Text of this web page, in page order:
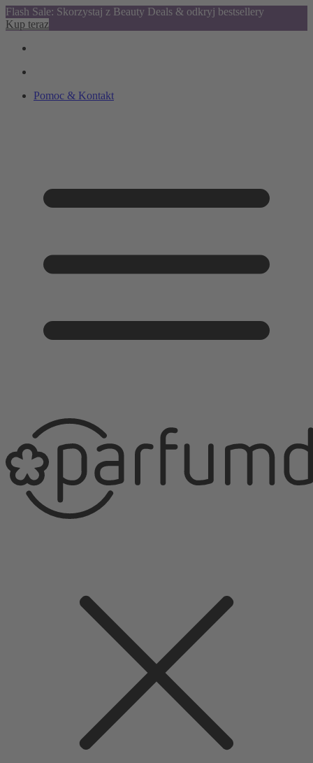
Flash Sale: Skorzystaj z Beauty Deals & odkryj bestsellery
Kup teraz
Pomoc & Kontakt